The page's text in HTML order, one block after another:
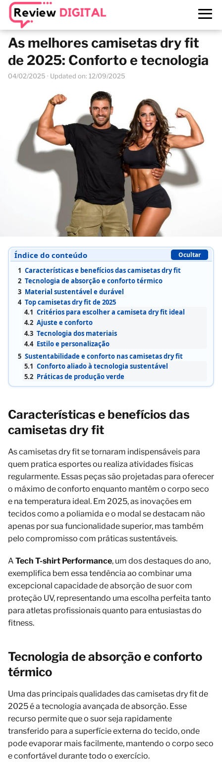
As melhores camisetas dry fit
de 2025: Conforto e tecnologia
04/02/2025 · Updated on: 12/09/2025
Índice do conteúdo Ocultar
1 Características e benefícios das camisetas dry fit
2 Tecnologia de absorção e conforto térmico
3 Material sustentável e durável
4 Top camisetas dry fit de 2025
4.1 Critérios para escolher a camiseta dry fit ideal
4.2 Ajuste e conforto
4.3 Tecnologia dos materiais
4.4 Estilo e personalização
5 Sustentabilidade e conforto nas camisetas dry fit
5.1 Conforto aliado à tecnologia sustentável
5.2 Práticas de produção verde
Características e benefícios das
camisetas dry fit
As camisetas dry fit se tornaram indispensáveis para
quem pratica esportes ou realiza atividades físicas
regularmente. Essas peças são projetadas para oferecer
o máximo de conforto enquanto mantêm o corpo seco
e na temperatura ideal. Em 2025, as inovações em
tecidos como a poliamida e o modal se destacam não
apenas por sua funcionalidade superior, mas também
pelo compromisso com práticas sustentáveis.
A Tech T-shirt Performance, um dos destaques do ano,
exemplifica bem essa tendência ao combinar uma
excepcional capacidade de absorção de suor com
proteção UV, representando uma escolha perfeita tanto
para atletas profissionais quanto para entusiastas do
fitness.
Tecnologia de absorção e conforto
térmico
Uma das principais qualidades das camisetas dry fit de
2025 é a tecnologia avançada de absorção. Esse
recurso permite que o suor seja rapidamente
transferido para a superfície externa do tecido, onde
pode evaporar mais facilmente, mantendo o corpo seco
e confortável durante todo o exercício.